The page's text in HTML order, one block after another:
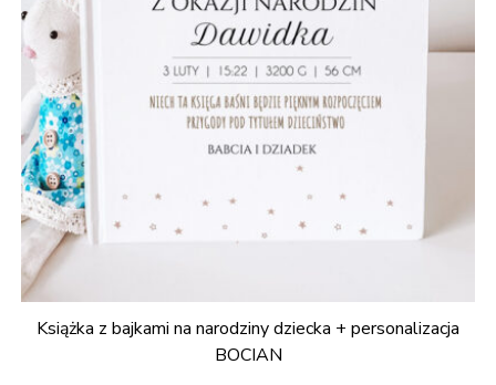
Książka z bajkami na narodziny dziecka + personalizacja
BOCIAN